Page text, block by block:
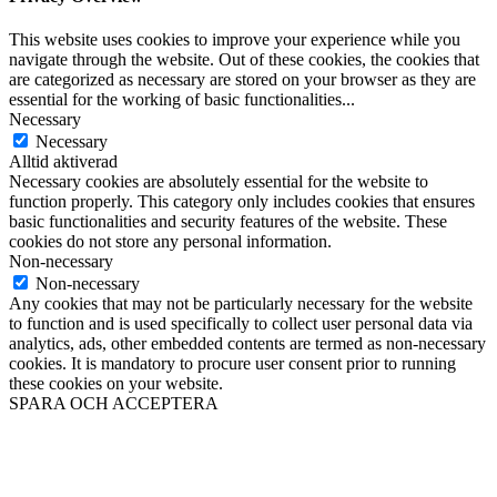
This website uses cookies to improve your experience while you
navigate through the website. Out of these cookies, the cookies that
are categorized as necessary are stored on your browser as they are
essential for the working of basic functionalities...
Necessary
Necessary
Alltid aktiverad
Necessary cookies are absolutely essential for the website to
function properly. This category only includes cookies that ensures
basic functionalities and security features of the website. These
cookies do not store any personal information.
Non-necessary
Non-necessary
Any cookies that may not be particularly necessary for the website
to function and is used specifically to collect user personal data via
analytics, ads, other embedded contents are termed as non-necessary
cookies. It is mandatory to procure user consent prior to running
these cookies on your website.
SPARA OCH ACCEPTERA